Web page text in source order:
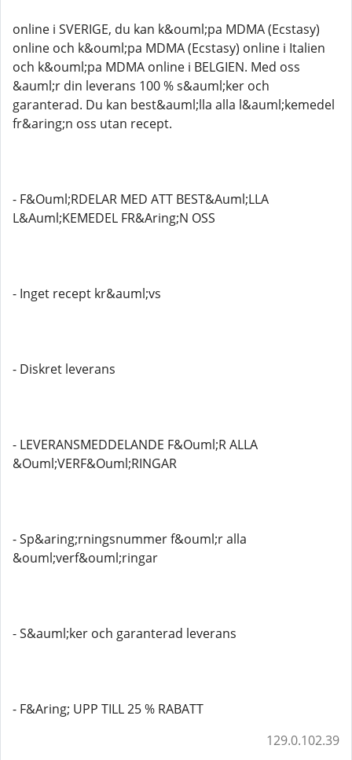
online i SVERIGE, du kan k&ouml;pa MDMA (Ecstasy)
online och k&ouml;pa MDMA (Ecstasy) online i Italien
och k&ouml;pa MDMA online i BELGIEN. Med oss ​​
&auml;r din leverans 100 % s&auml;ker och
garanterad. Du kan best&auml;lla alla l&auml;kemedel
fr&aring;n oss utan recept.
- F&Ouml;RDELAR MED ATT BEST&Auml;LLA
L&Auml;KEMEDEL FR&Aring;N OSS
- Inget recept kr&auml;vs
- Diskret leverans
- LEVERANSMEDDELANDE F&Ouml;R ALLA
&Ouml;VERF&Ouml;RINGAR
- Sp&aring;rningsnummer f&ouml;r alla
&ouml;verf&ouml;ringar
- S&auml;ker och garanterad leverans
- F&Aring; UPP TILL 25 % RABATT
129.0.102.39